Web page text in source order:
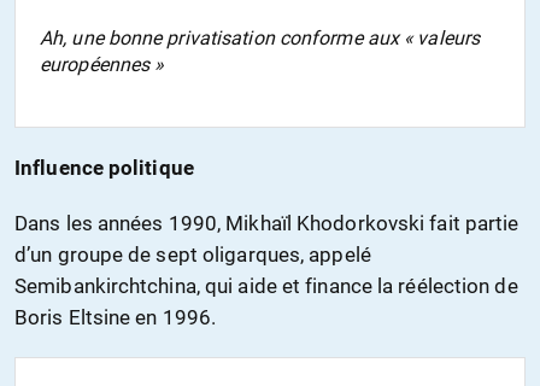
Ah, une bonne privatisation conforme aux « valeurs
européennes »
Influence politique
Dans les années 1990, Mikhaïl Khodorkovski fait partie
d’un groupe de sept oligarques, appelé
Semibankirchtchina, qui aide et finance la réélection de
Boris Eltsine en 1996.